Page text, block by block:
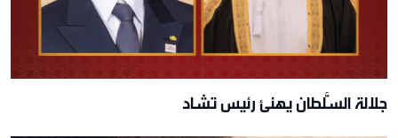
جلالة السُّلطان يهنئ رئيس تشاد